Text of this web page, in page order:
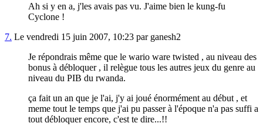
Ah si y en a, j'les avais pas vu. J'aime bien le kung-fu
Cyclone !
7. Le vendredi 15 juin 2007, 10:23 par ganesh2
Je répondrais même que le wario ware twisted , au niveau des
bonus à débloquer , il relègue tous les autres jeux du genre au
niveau du PIB du rwanda.
ça fait un an que je l'ai, j'y ai joué énormément au début , et
meme tout le temps que j'ai pu passer à l'époque n'a pas suffi a
tout débloquer encore, c'est te dire...!!